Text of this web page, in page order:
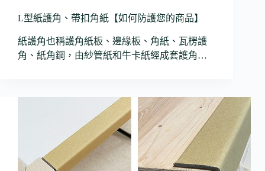
L型紙護角、帶扣角紙【如何防護您的商品】
紙護角也稱護角紙板、邊緣板、角紙、瓦楞護
角、紙角鋼，由紗管紙和牛卡紙經成套護角…